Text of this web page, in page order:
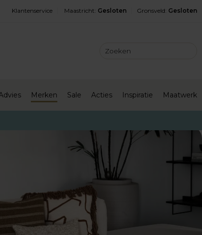
Klantenservice Maastricht: Gesloten Gronsveld: Gesloten
Merken Sale Acties Inspiratie Maatwerk